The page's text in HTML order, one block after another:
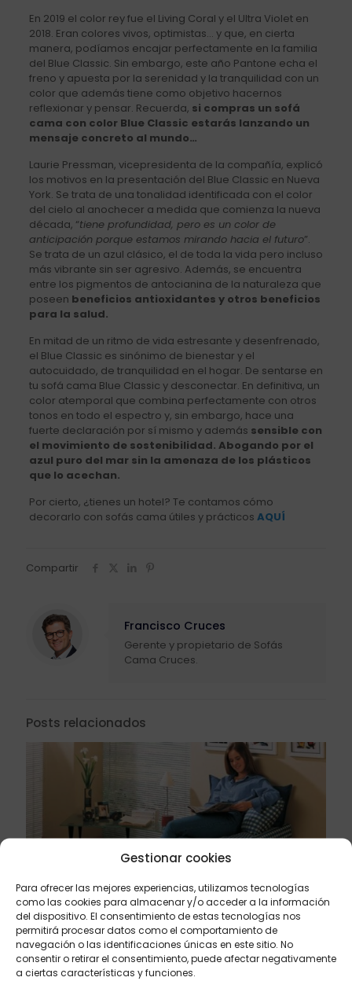
Gestionar cookies
Para ofrecer las mejores experiencias, utilizamos tecnologías
como las cookies para almacenar y/o acceder a la información
del dispositivo. El consentimiento de estas tecnologías nos
permitirá procesar datos como el comportamiento de
navegación o las identificaciones únicas en este sitio. No
consentir o retirar el consentimiento, puede afectar negativamente
a ciertas características y funciones.
En 2019 el color rey fue el Living Coral y el Ultra Violet en
2018. Eran colores vivos, optimistas… y que, en cierta
manera, podíamos encajar perfectamente en la familia
del Blue Classic. Sin embargo, este año Pantone echa el
freno y apuesta por la serenidad y la tranquilidad con un
color que además tiene como objetivo hacernos
reflexionar y pensar. Recuerda, si compras un sofá
cama con color Blue Classic estarás lanzando un
mensaje concreto al mundo…
Laurie Pressman, vicepresidenta de la compañía, explicó
los motivos en la presentación del Blue Classic en Nueva
York. Se trata de una tonalidad identificada con el color
del cielo al anochecer a medida que comienza la nueva
década, “tiene profundidad, pero es un color de
anticipación porque estamos mirando hacia el futuro”.
Se trata de un azul clásico, el de toda la vida pero incluso
más vibrante sin ser agresivo. Además, se encuentra
entre los pigmentos de antocianina de la naturaleza que
poseen beneficios antioxidantes y otros beneficios
para la salud.
En mitad de un ritmo de vida estresante y desenfrenado,
el Blue Classic es sinónimo de bienestar y el
autocuidado, de tranquilidad en el hogar. De sentarse en
tu sofá cama Blue Classic y desconectar. En definitiva, un
color atemporal que combina perfectamente con otros
tonos en todo el espectro y, sin embargo, hace una
fuerte declaración por sí mismo y además sensible con
el movimiento de sostenibilidad. Abogando por el
azul puro del mar sin la amenaza de los plásticos
que lo acechan.
Por cierto, ¿tienes un hotel? Te contamos cómo
decorarlo con sofás cama útiles y prácticos AQUÍ
Compartir
Francisco Cruces
Gerente y propietario de Sofás
Cama Cruces.
Posts relacionados
abril 21, 2024
El puff cama, la mejor solución para cuando ya
tienes un sofá